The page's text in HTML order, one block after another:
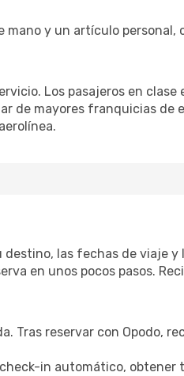
y un artículo personal,
Los pasajeros en clase
de mayores franquicias de
las fechas de viaje y
en unos pocos pasos.
Tras reservar con Opodo,
in automático,